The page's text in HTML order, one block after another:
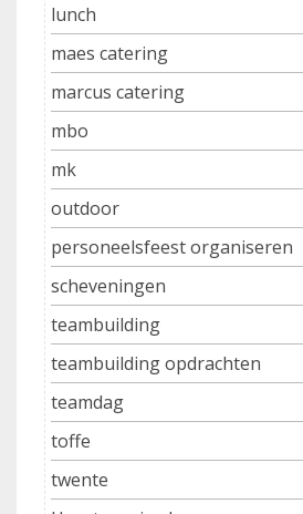
lunch
maes catering
marcus catering
mbo
mk
outdoor
personeelsfeest organiseren
scheveningen
teambuilding
teambuilding opdrachten
teamdag
toffe
twente